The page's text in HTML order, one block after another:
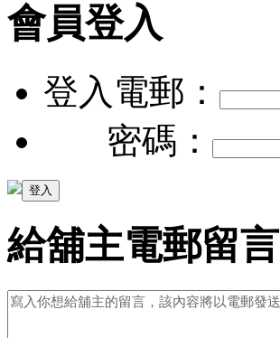
會員登入
登入電郵：
密碼：
給舖主電郵留言